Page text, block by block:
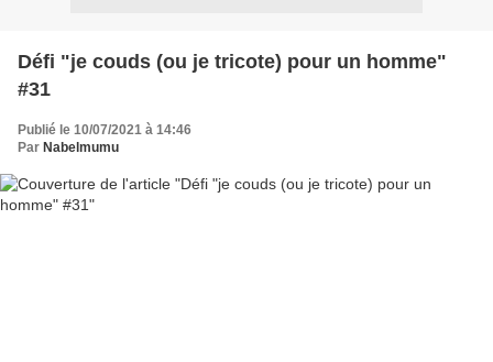
Défi "je couds (ou je tricote) pour un homme"
#31
Publié le 10/07/2021 à 14:46
Par Nabelmumu